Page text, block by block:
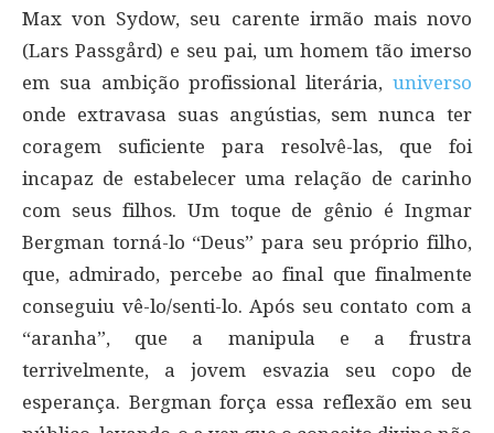
Max von Sydow, seu carente irmão mais novo
(Lars Passgård) e seu pai, um homem tão imerso
em sua ambição profissional literária, universo
onde extravasa suas angústias, sem nunca ter
coragem suficiente para resolvê-las, que foi
incapaz de estabelecer uma relação de carinho
com seus filhos. Um toque de gênio é Ingmar
Bergman torná-lo “Deus” para seu próprio filho,
que, admirado, percebe ao final que finalmente
conseguiu vê-lo/senti-lo. Após seu contato com a
“aranha”, que a manipula e a frustra
terrivelmente, a jovem esvazia seu copo de
esperança. Bergman força essa reflexão em seu